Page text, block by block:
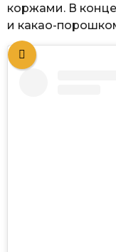
коржами. В
и какао-